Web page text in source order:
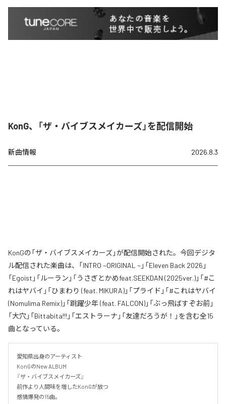
KonG、「ザ・バイブスメイカーズ」を配信開始
新曲情報 2026.8.3
KonGの「ザ・バイブスメイカーズ」が配信開始された。今回デジタ
ル配信された楽曲は、「INTRO ~ORIGINAL ~」「Eleven Back 2026」
「Egoist」「ルーラン」「うさぎとかめfeat.SEEKDAN (2025ver.)」「#こ
れはヤバイ」「ひまわり (feat. MIKURA)」「プライド」「#これはヤバイ
(Nomulima Remix)」「跳躍少年 (feat. FALCON)」「ぶっ飛ばすぞお前」
「大穴」「Bittabita!!!」「エストラーナ」「友達だろうが！」を含む全15
曲となっている。
愛知県出身のアーティスト
KonGのNew ALBUM
『ザ・バイブスメイカーズ』
前作より人間味を増したKonGが放つ
感情爆発の15曲。